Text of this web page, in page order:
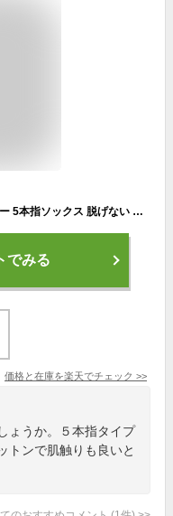
【送料無料】靴下 レディース フットカバー 5本指ソックス 脱げない おしゃれ シークレット5本指ソックス 日本製 5本指 五本指 5本指靴下 五本指ソックス 五本指靴下 くるぶし 綿 オーガニックコットン 蒸れない かわいい カバーソックス 水虫予防 スニーカーソックス 夏用
でみる
価格と在庫を楽天でチェック >>
ょうか。５本指タイプ
トンで肌触りも良いと